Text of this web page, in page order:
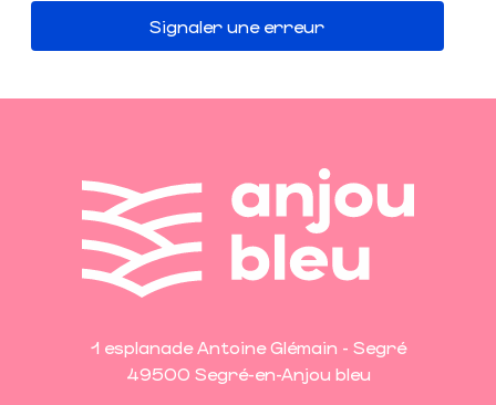
Signaler une erreur
1 esplanade Antoine Glémain - Segré
49500 Segré-en-Anjou bleu